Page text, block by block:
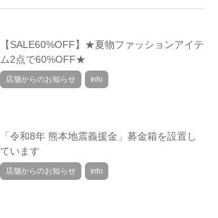
【SALE60%OFF】★夏物ファッションアイテ
ム2点で60%OFF★
店舗からのお知らせ info
「令和8年 熊本地震義援金」募金箱を設置し
ています
店舗からのお知らせ info